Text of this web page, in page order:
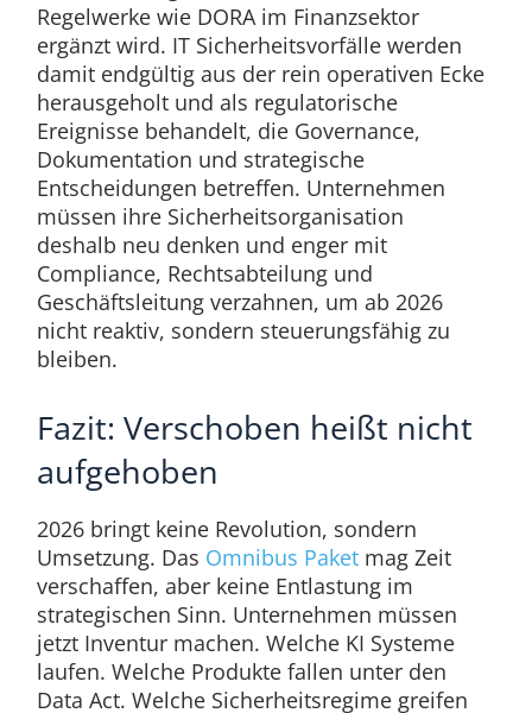
Regelwerke wie DORA im Finanzsektor
ergänzt wird. IT Sicherheitsvorfälle werden
damit endgültig aus der rein operativen Ecke
herausgeholt und als regulatorische
Ereignisse behandelt, die Governance,
Dokumentation und strategische
Entscheidungen betreffen. Unternehmen
müssen ihre Sicherheitsorganisation
deshalb neu denken und enger mit
Compliance, Rechtsabteilung und
Geschäftsleitung verzahnen, um ab 2026
nicht reaktiv, sondern steuerungsfähig zu
bleiben.
Fazit: Verschoben heißt nicht
aufgehoben
2026 bringt keine Revolution, sondern
Umsetzung. Das Omnibus Paket mag Zeit
verschaffen, aber keine Entlastung im
strategischen Sinn. Unternehmen müssen
jetzt Inventur machen. Welche KI Systeme
laufen. Welche Produkte fallen unter den
Data Act. Welche Sicherheitsregime greifen